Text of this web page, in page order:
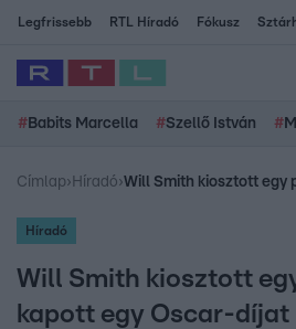
Legfrissebb RTL Híradó Fókusz
# Babits Marcella #Szellő István #
Címlap› Híradó›
Híradó
Will Smith kiosztott
kapott egy Oscar-díjat